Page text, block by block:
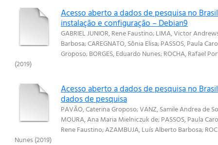
Acesso aberto a dados de pesquisa no
instalação e configuração – Debian9
GABRIEL JUNIOR, Rene Faustino;LIMA, Victor
Barbosa;CAREGNATO, Sônia Elisa;PASSOS, Paula
Groposo;BORGES, Eduardo Nunes;ROCHA, Rafael
(2019)
Acesso aberto a dados de pesquisa no
dados de pesquisa
PAVÃO, Caterina Groposo;VANZ, Samile Andrea de
MOURA, Ana Maria Mielniczuk de;PASSOS, Paula
Rene Faustino;AZAMBUJA, Luís Alberto Barbosa;
Nunes(2019)